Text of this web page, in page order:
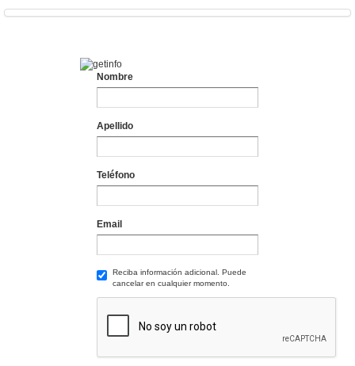
Nombre
Apellido
Teléfono
Email
Reciba información adicional. Puede
cancelar en cualquier momento.